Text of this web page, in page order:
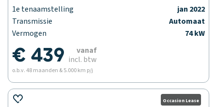
1e tenaamstelling
jan 2022
Transmissie
Automaat
Vermogen
74 kW
€ 439
vanaf
incl. btw
o.b.v. 48 maanden & 5.000 km p/j
Occasion Lease